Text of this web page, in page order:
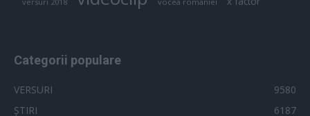
Categorii populare
VERSURI
9580
ȘTIRI
6187